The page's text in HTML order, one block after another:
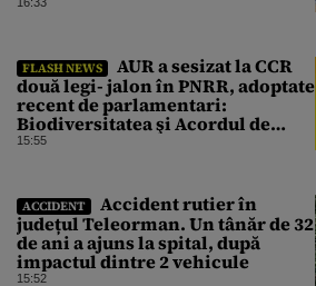
FLASH NEWS
AUR a sesizat la CCR
două legi- jalon în PNRR, adoptate
recent de parlamentari:
Biodiversitatea şi Acordul de
împrumut cu BIRD
15:55
ACCIDENT
Accident rutier în
județul Teleorman. Un tânăr de 32
de ani a ajuns la spital, după
impactul dintre 2 vehicule
15:52